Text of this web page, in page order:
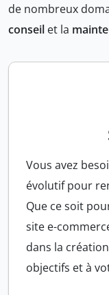
de nombreux
conseil et la
Vous avez
évolutif pour
Que ce soit
site e-
dans la
objectifs et à